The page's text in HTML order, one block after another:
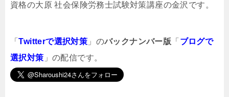
資格の大原 社会保険労務士試験対策講座の金沢です。
「Twitterで選択対策 」のバックナンバー版 「 ブログで
選択対策 」の配信です。